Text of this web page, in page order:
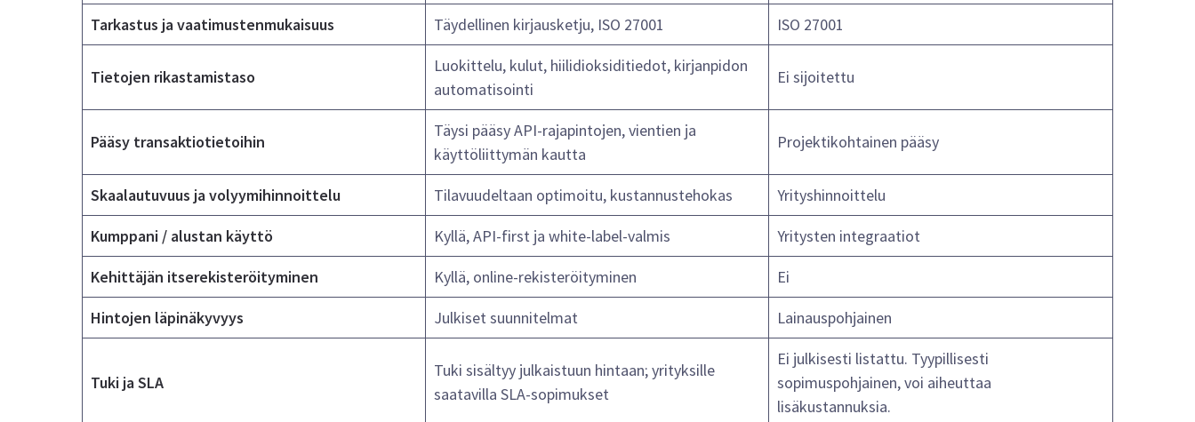
Tarkastus ja vaatimustenmukaisuus Täydellinen kirjausketju, ISO 27001 ISO 27001
Tietojen rikastamistaso
Luokittelu, kulut, hiilidioksiditiedot, kirjanpidon
automatisointi
Ei sijoitettu
Pääsy transaktiotietoihin
Täysi pääsy API-rajapintojen, vientien ja
käyttöliittymän kautta
Projektikohtainen pääsy
Skaalautuvuus ja volyymihinnoittelu Tilavuudeltaan optimoitu, kustannustehokas
Yrityshinnoittelu
Kumppani / alustan käyttö
Kyllä, API-first ja white-label-valmis
Yritysten integraatiot
Kehittäjän itserekisteröityminen
Kyllä, online-rekisteröityminen
Ei
Hintojen läpinäkyvyys
Julkiset suunnitelmat Lainauspohjainen
Tuki ja SLA
Tuki sisältyy julkaistuun hintaan; yrityksille
saatavilla SLA-sopimukset
Ei julkisesti listattu. Tyypillisesti
sopimuspohjainen, voi aiheuttaa
lisäkustannuksia.